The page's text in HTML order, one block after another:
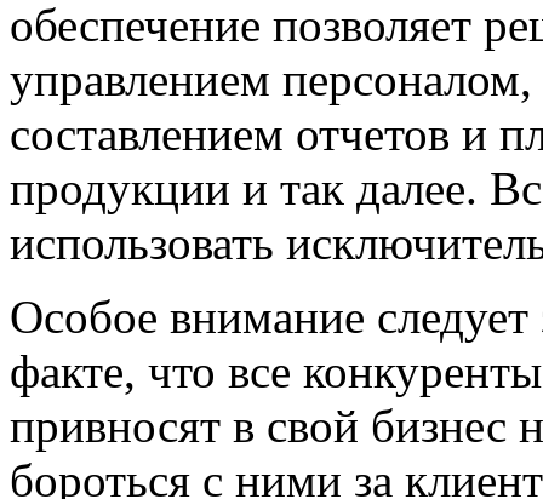
обеспечение позволяет
управлением
составлением отчетов и
продукции и так далее.
использовать
Особое внимание
факте, что все
привносят в свой бизнес
бороться с ними за